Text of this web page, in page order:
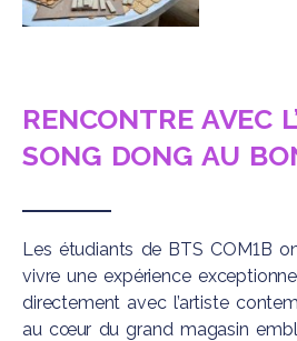
RENCONTRE AVEC
SONG DONG AU
Les étudiants de BTS COM1B
vivre une expérience
directement avec l’artiste
au cœur du grand magasin